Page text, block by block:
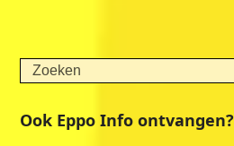
Search
Ook Eppo Info ontvangen?